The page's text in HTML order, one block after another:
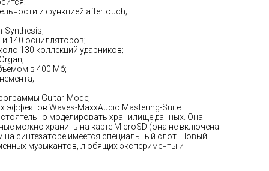
и функцией aftertouch;
Synthesis;
140 осцилляторов;
130 коллекций ударников;
в 400 Мб;
Guitar-Mode;
эффектов Waves-MaxxAudio Mastering-Suite.
моделировать хранилище данных. Она
можно хранить на карте MicroSD (она не включена
синтезаторе имеется специальный слот. Новый
музыкантов, любящих эксперименты и